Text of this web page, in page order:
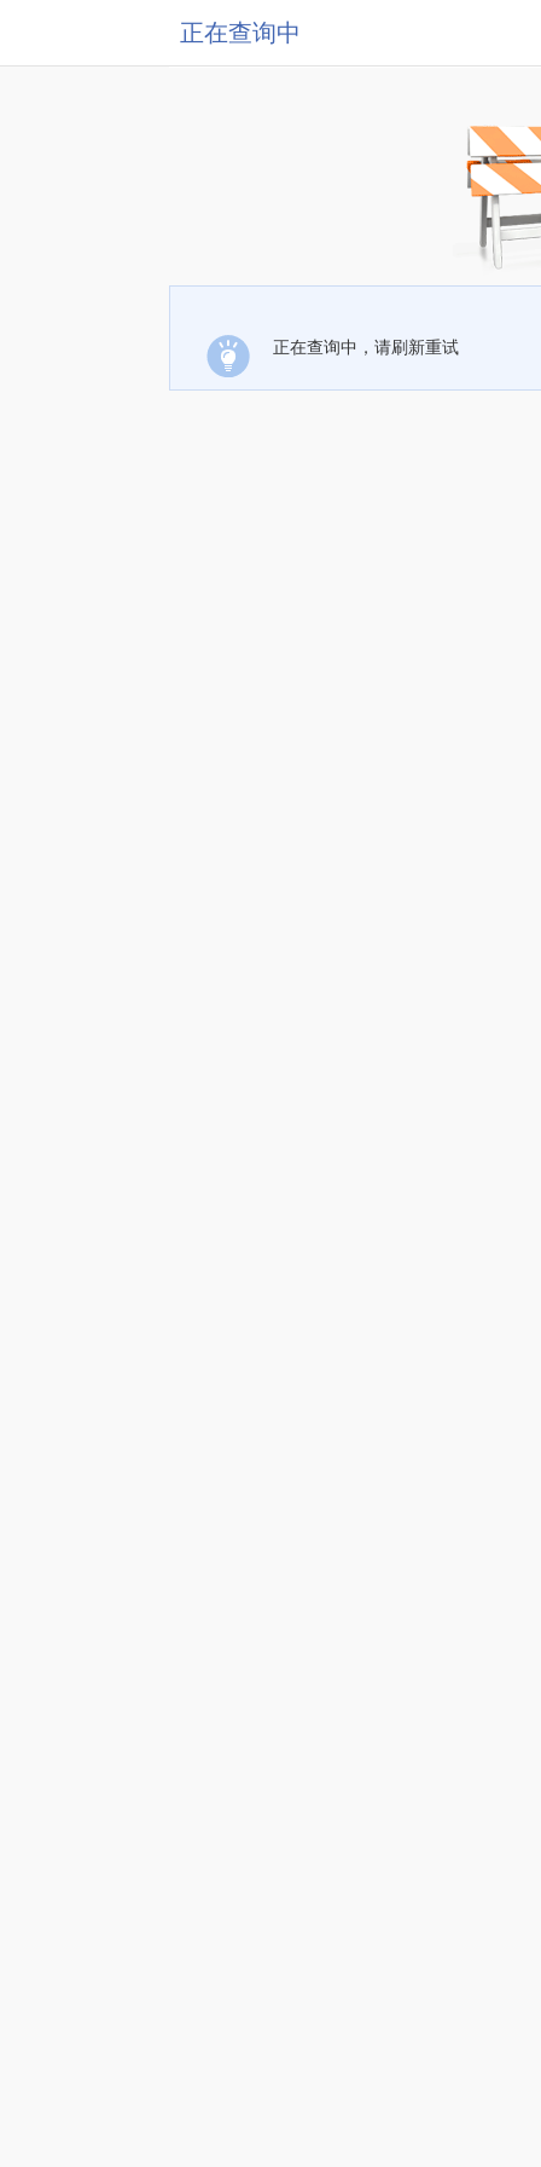
正在查询中
正在查询中，请刷新重试